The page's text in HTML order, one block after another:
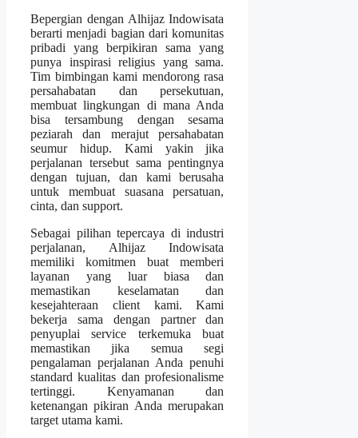
Bepergian dengan Alhijaz Indowisata
berarti menjadi bagian dari komunitas
pribadi yang berpikiran sama yang
punya inspirasi religius yang sama.
Tim bimbingan kami mendorong rasa
persahabatan dan persekutuan,
membuat lingkungan di mana Anda
bisa tersambung dengan sesama
peziarah dan merajut persahabatan
seumur hidup. Kami yakin jika
perjalanan tersebut sama pentingnya
dengan tujuan, dan kami berusaha
untuk membuat suasana persatuan,
cinta, dan support.
Sebagai pilihan tepercaya di industri
perjalanan, Alhijaz Indowisata
memiliki komitmen buat memberi
layanan yang luar biasa dan
memastikan keselamatan dan
kesejahteraan client kami. Kami
bekerja sama dengan partner dan
penyuplai service terkemuka buat
memastikan jika semua segi
pengalaman perjalanan Anda penuhi
standard kualitas dan profesionalisme
tertinggi. Kenyamanan dan
ketenangan pikiran Anda merupakan
target utama kami.